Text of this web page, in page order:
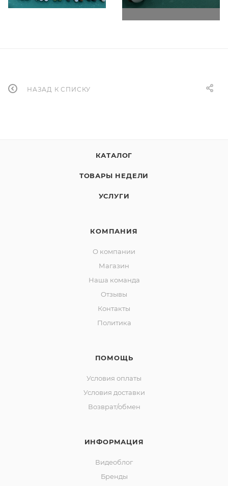
НАЗАД К СПИСКУ
КАТАЛОГ
ТОВАРЫ НЕДЕЛИ
УСЛУГИ
КОМПАНИЯ
О компании
Магазин
Наша команда
Отзывы
Контакты
Политика
ПОМОЩЬ
Условия оплаты
Условия доставки
Возврат/обмен
ИНФОРМАЦИЯ
Видеоблог
Бренды